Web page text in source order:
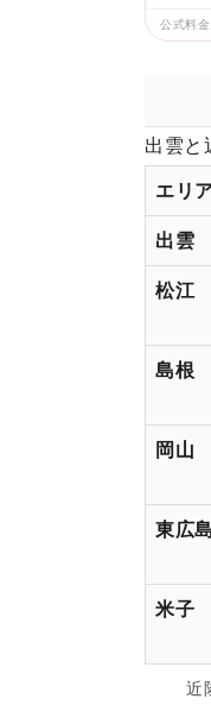
公式料
出雲と
エリ
出雲
松江
島根
岡山
東広島
米子
近